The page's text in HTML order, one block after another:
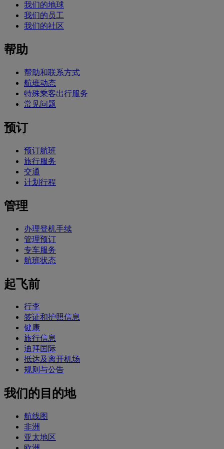
我们的地球
我们的员工
我们的社区
帮助
帮助和联系方式
航班动态
特殊乘客出行服务
常见问题
预订
预订航班
旅行服务
交通
计划行程
管理
办理登机手续
管理预订
专车服务
航班状态
起飞前
行李
签证和护照信息
健康
旅行信息
迪拜国际
抵达及离开机场
规则与公告
我们的目的地
航线图
非洲
亚太地区